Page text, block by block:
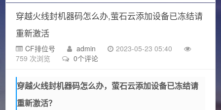
穿越火线封机器码怎么办,萤石云添加设备已冻结请
重新激活
CF排位号 admin
2023-05-23 05:40
759 次浏览
0个评论
穿越火线封机器码怎么办，萤石云添加设备已冻结请
重新激活？